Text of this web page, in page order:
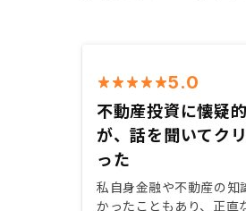
5.0
不動産投資に懐疑
が、話を聞いてク
った
私自身金融や不動産の知
かったこともあり、正直